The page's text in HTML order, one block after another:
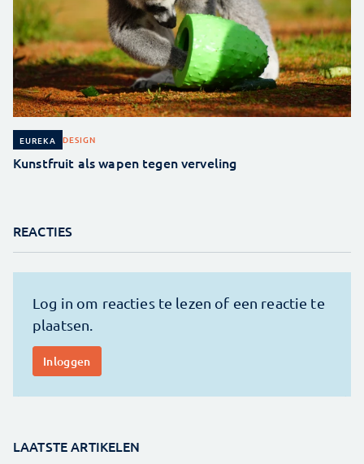
EUREKA DESIGN
Kunstfruit als wapen tegen verveling
REACTIES
LAATSTE ARTIKELEN